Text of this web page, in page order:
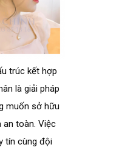
trúc kết hợp
là giải pháp
muốn sở hữu
an toàn. Việc
tín cùng đội